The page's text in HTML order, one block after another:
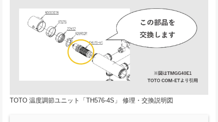
TOTO 温度調節ユニット「TH576-4S」 修理・交換説明図